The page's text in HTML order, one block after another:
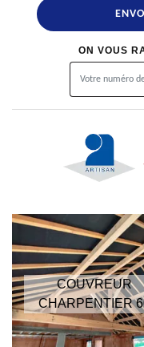
ON VOUS
COUVREUR
CHARPENTIER